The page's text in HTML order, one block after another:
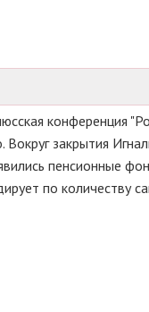
конференция
закрытия
пенсионные
по количеству